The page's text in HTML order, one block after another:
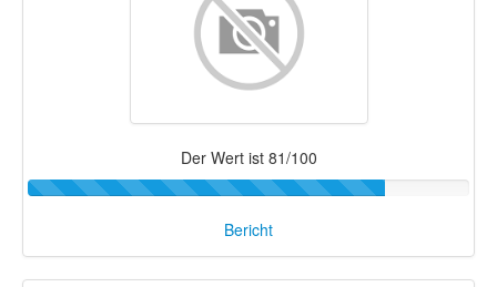
Der Wert ist 81/100
Bericht